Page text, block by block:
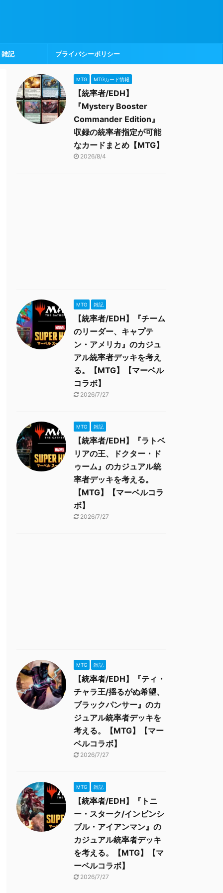
雑記 プライバシーポリシー
MTG MTGカード情報
【統率者/EDH】
『Mystery Booster
Commander Edition』
収録の統率者指定が可能
なカードまとめ【MTG】
2026/8/4
MTG 雑記
【統率者/EDH】『チーム
のリーダー、キャプテ
ン・アメリカ』のカジュ
アル統率者デッキを考え
る。【MTG】【マーベル
コラボ】
2026/7/27
MTG 雑記
【統率者/EDH】『ラトベ
リアの王、ドクター・ド
ゥーム』のカジュアル統
率者デッキを考える。
【MTG】【マーベルコラ
ボ】
2026/7/27
MTG 雑記
【統率者/EDH】『ティ・
チャラ王/揺るがぬ希望、
ブラックパンサー』のカ
ジュアル統率者デッキを
考える。【MTG】【マー
ベルコラボ】
2026/7/27
MTG 雑記
【統率者/EDH】『トニ
ー・スターク/インビンシ
ブル・アイアンマン』の
カジュアル統率者デッキ
を考える。【MTG】【マ
ーベルコラボ】
2026/7/27